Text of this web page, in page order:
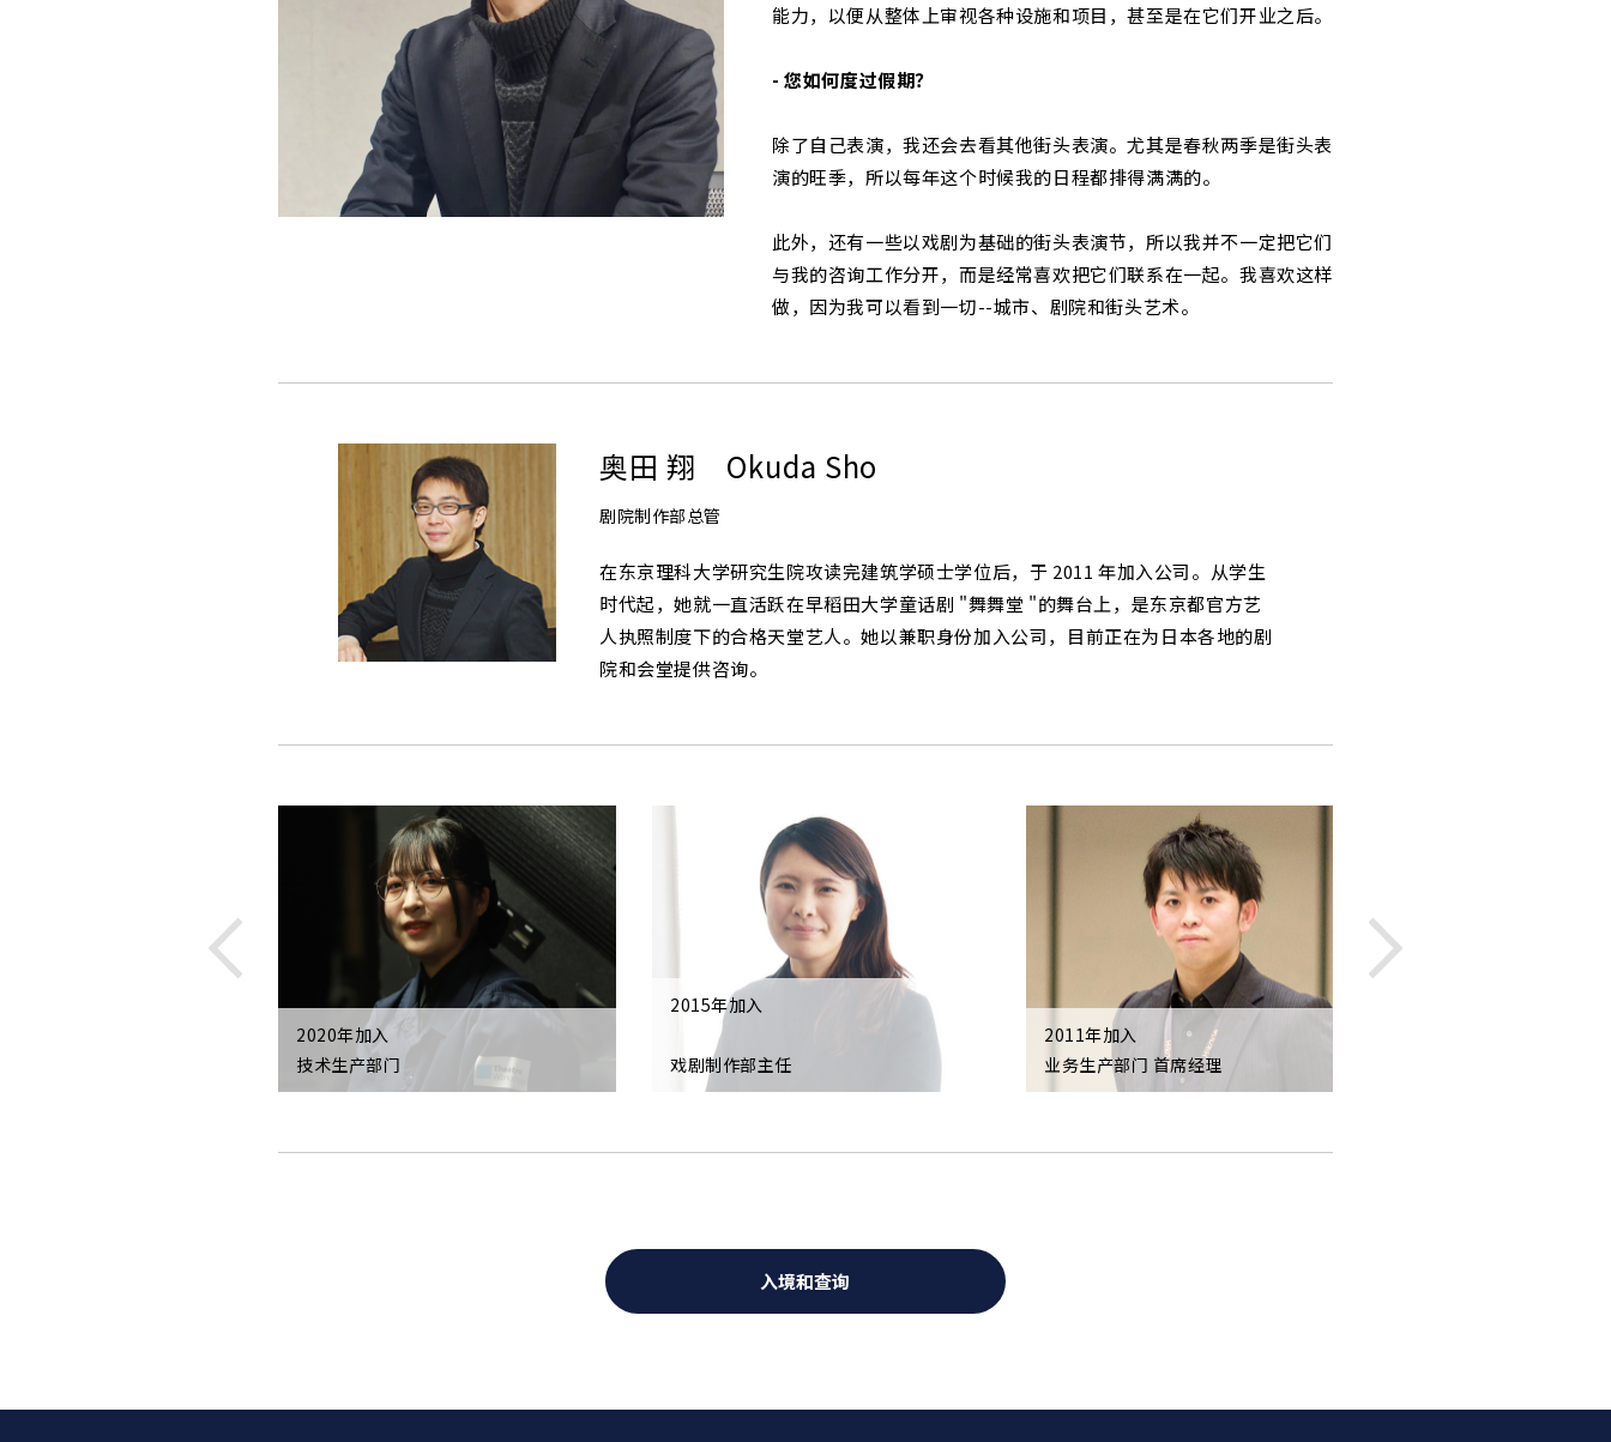
能力，以便从整体上审视各种设施和项目，甚至是在它们开业之后。
- 您如何度过假期？
除了自己表演，我还会去看其他街头表演。尤其是春秋两季是街头表
演的旺季，所以每年这个时候我的日程都排得满满的。
此外，还有一些以戏剧为基础的街头表演节，所以我并不一定把它们
与我的咨询工作分开，而是经常喜欢把它们联系在一起。我喜欢这样
做，因为我可以看到一切--城市、剧院和街头艺术。
奥田 翔 Okuda Sho
剧院制作部总管
在东京理科大学研究生院攻读完建筑学硕士学位后，于 2011 年加入公司。从学生
时代起，她就一直活跃在早稻田大学童话剧 "舞舞堂 "的舞台上，是东京都官方艺
人执照制度下的合格天堂艺人。她以兼职身份加入公司，目前正在为日本各地的剧
院和会堂提供咨询。
2020年加入
技术生产部门
2015年加入
戏剧制作部主任
2011年加入
业务生产部门 首席经理
入境和查询